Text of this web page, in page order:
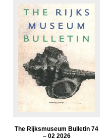
The Rijksmuseum Bulletin 74
– 02 2026